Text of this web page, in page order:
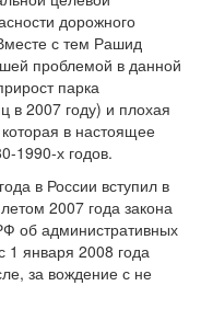
дорожного
с тем Рашид
проблемой в данной
парка
в 2007 году) и плохая
в настоящее
1990-х годов.
в России вступил в
2007 года закона
об административных
1 января 2008 года
за вождение с не